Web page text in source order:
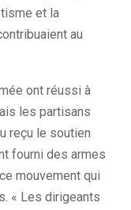
et la
au
ont réussi à
les partisans
reçu le soutien
fourni des armes
mouvement qui
« Les dirigeants